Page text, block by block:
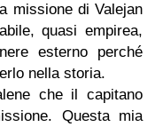
missione di Valejan
quasi empirea,
esterno perché
nella storia.
che il capitano
Questa mia